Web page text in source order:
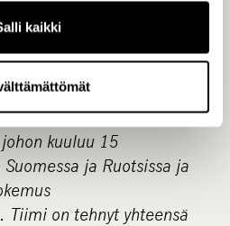
kaikki
suurin
kuuluu 15
ja Ruotsissa ja
Tiimi on tehnyt yhteensä